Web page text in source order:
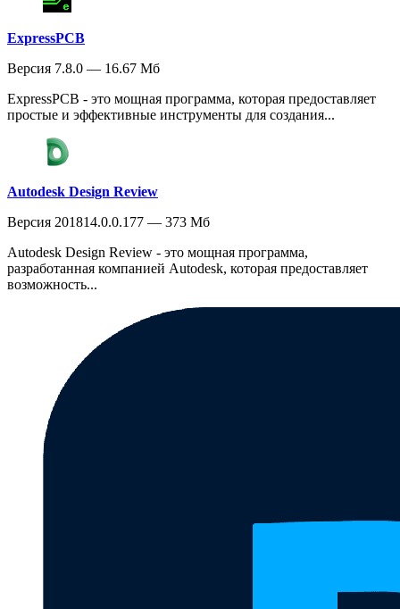
ExpressPCB
Версия 7.8.0 — 16.67 Мб
ExpressPCB - это мощная программа, которая предоставляет
простые и эффективные инструменты для создания...
Autodesk Design Review
Версия 201814.0.0.177 — 373 Мб
Autodesk Design Review - это мощная программа,
разработанная компанией Autodesk, которая предоставляет
возможность...